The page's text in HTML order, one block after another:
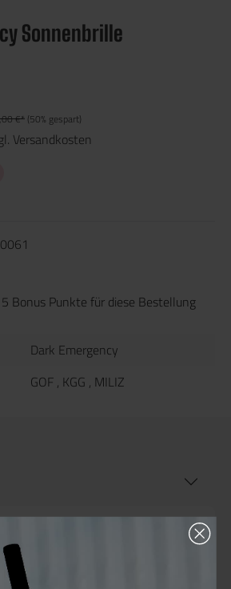
Sonnenbrille
€* (50% gespart)
Versandkosten
Bonus Punkte für diese Bestellung
Dark Emergency
GOF , KGG , MILIZ
"Dark Emergency